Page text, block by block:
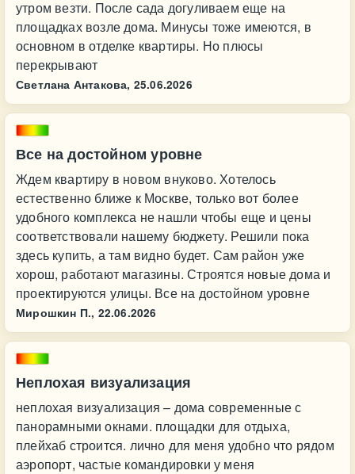
утром везти. После сада догуливаем еще на
площадках возле дома. Минусы тоже имеются, в
основном в отделке квартиры. Но плюсы
перекрывают
Светлана Антакова, 25.06.2026
Все на достойном уровне
Ждем квартиру в новом внуково. Хотелось
естественно ближе к Москве, только вот более
удобного комплекса не нашли чтобы еще и цены
соответствовали нашему бюджету. Решили пока
здесь купить, а там видно будет. Сам район уже
хорош, работают магазины. Строятся новые дома и
проектируются улицы. Все на достойном уровне
Мирошкин П., 22.06.2026
Неплохая визуализация
неплохая визуализация – дома современные с
панорамными окнами. площадки для отдыха,
плейхаб строится. лично для меня удобно что рядом
аэропорт, частые командировки у меня